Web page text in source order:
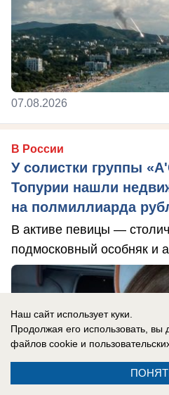
07.08.2026
В России
У солистки группы
Топурии нашли
на полмиллиарда
В активе певицы —
подмосковный особняк и
Наш сайт использует куки.
Продолжая его использовать, вы
файлов cookie и